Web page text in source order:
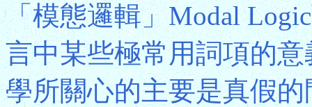
「模態邏輯」Modal
言中某些極常用詞項的
學所關心的主要是真假